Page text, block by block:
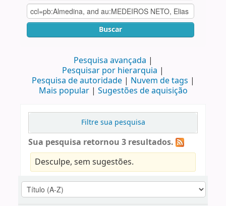
Buscar
Pesquisa avançada
Pesquisar por hierarquia
Pesquisa de autoridade
Nuvem de tags
Mais popular
Sugestões de aquisição
Filtre sua pesquisa
Sua pesquisa retornou 3 resultados.
Desculpe, sem sugestões.